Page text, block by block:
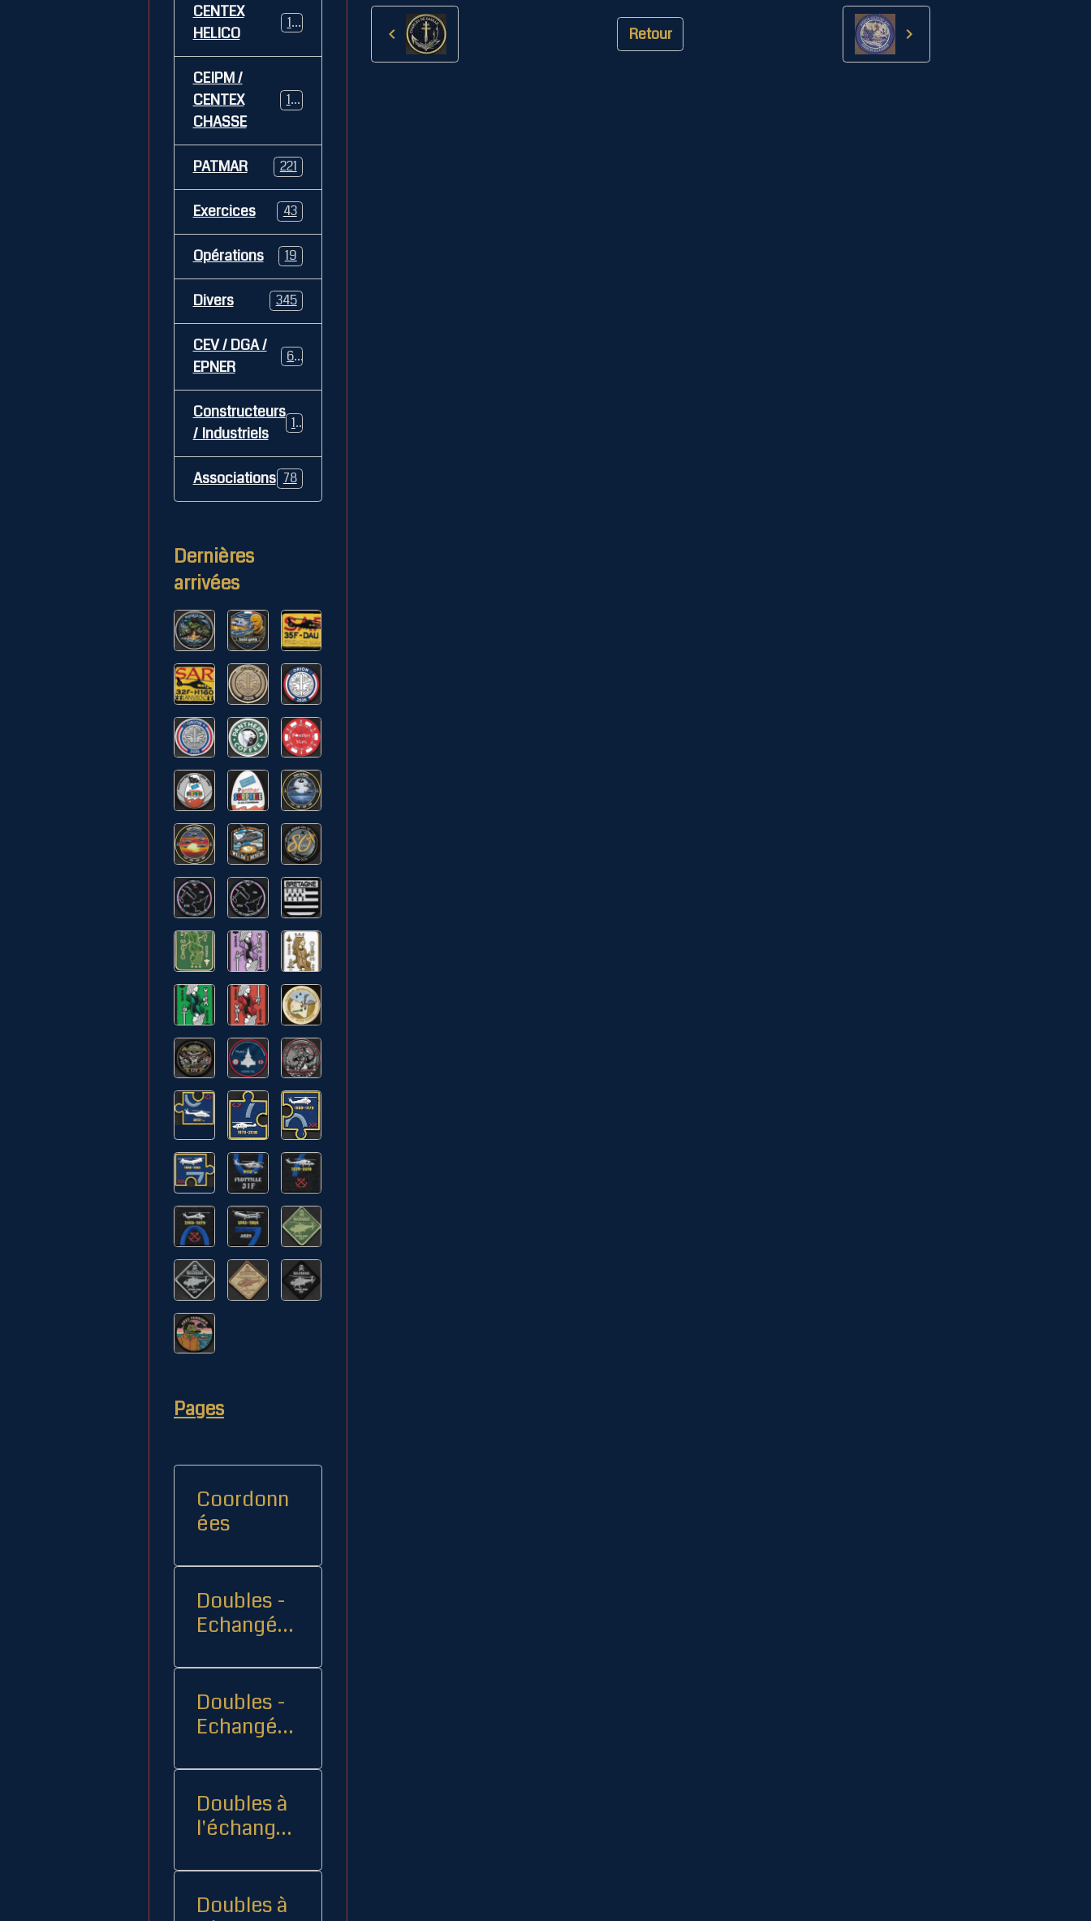
Retour
CENTEX
HELICO
14
CEIPM /
CENTEX
CHASSE
108
PATMAR 221
Exercices 43
Opérations 19
Divers 345
CEV / DGA /
EPNER
62
Constructeurs
/ Industriels
127
Associations 78
Dernières
arrivées
Pages
Coordonn
ées
Doubles -
Echangés 1
Doubles -
Echangés
Doubles à
l'échange
Doubles à